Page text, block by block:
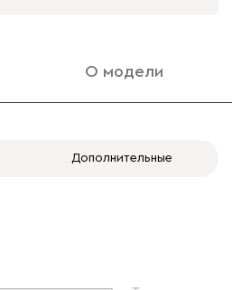
О модели
Дополнительные